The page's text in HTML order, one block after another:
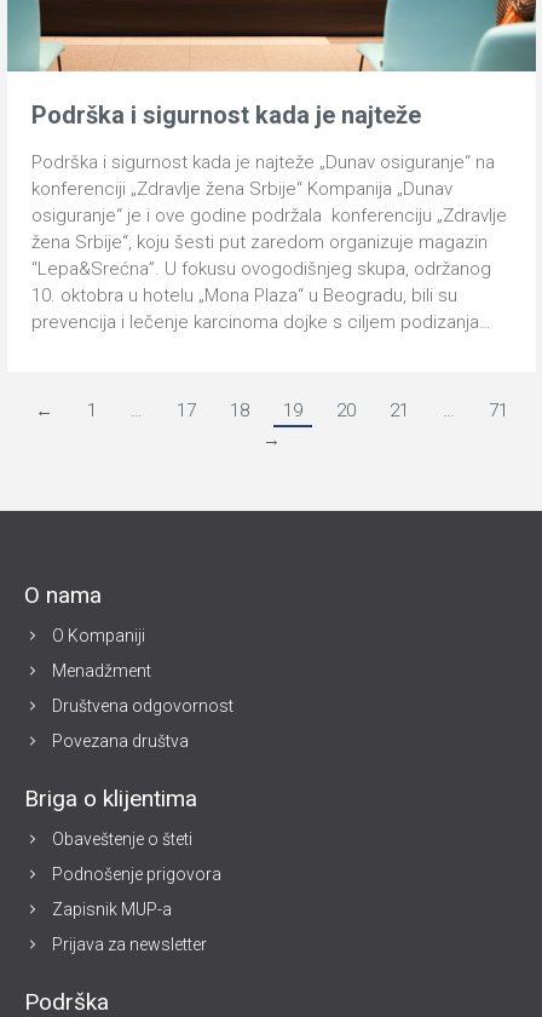
Podrška i sigurnost kada je najteže
Podrška i sigurnost kada je najteže „Dunav osiguranje“ na
konferenciji „Zdravlje žena Srbije“ Kompanija „Dunav
osiguranje“ je i ove godine podržala konferenciju „Zdravlje
žena Srbije“, koju šesti put zaredom organizuje magazin
“Lepa&Srećna”. U fokusu ovogodišnjeg skupa, održanog
10. oktobra u hotelu „Mona Plaza“ u Beogradu, bili su
prevencija i lečenje karcinoma dojke s ciljem podizanja…
← 1 … 17 18 19 20 21 …
71
→
O nama
O Kompaniji
Menadžment
Društvena odgovornost
Povezana društva
Briga o klijentima
Obaveštenje o šteti
Podnošenje prigovora
Zapisnik MUP-a
Prijava za newsletter
Podrška